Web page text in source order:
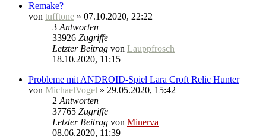
Remake?
von tufftone » 07.10.2020, 22:22
3 Antworten
33926 Zugriffe
Letzter Beitrag von Lauppfrosch
18.10.2020, 11:15
Probleme mit ANDROID-Spiel Lara Croft Relic Hunter
von MichaelVogel » 29.05.2020, 15:42
2 Antworten
37765 Zugriffe
Letzter Beitrag von Minerva
08.06.2020, 11:39